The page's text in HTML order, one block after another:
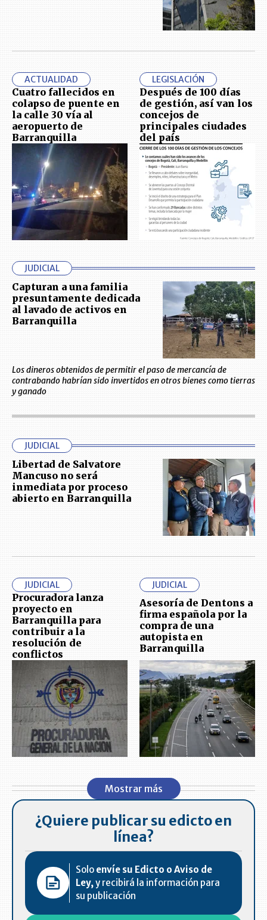
ACTUALIDAD
Cuatro fallecidos en
colapso de puente en
la calle 30 vía al
aeropuerto de
Barranquilla
LEGISLACIÓN
Después de 100 días
de gestión, así van los
concejos de
principales ciudades
del país
JUDICIAL
Capturan a una familia
presuntamente dedicada
al lavado de activos en
Barranquilla
Los dineros obtenidos de permitir el paso de mercancía de
contrabando habrían sido invertidos en otros bienes como tierras
y ganado
JUDICIAL
Libertad de Salvatore
Mancuso no será
inmediata por proceso
abierto en Barranquilla
JUDICIAL
Procuradora lanza
proyecto en
Barranquilla para
contribuir a la
resolución de
conflictos
JUDICIAL
Asesoría de Dentons a
firma española por la
compra de una
autopista en
Barranquilla
Mostrar más
¿Quiere publicar su edicto en
línea?
Solo envíe su Edicto o Aviso de
Ley,y recibirá la información para
su publicación